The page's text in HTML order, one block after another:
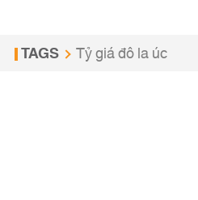
TAGS Tỷ giá đô la úc